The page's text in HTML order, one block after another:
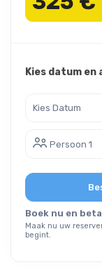
Kies datum
Persoon 1
Boek nu en
Maak nu uw
begint.